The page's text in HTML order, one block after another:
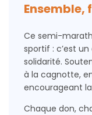
Ce semi-
sportif : c’est
solidarité.
à la cagnotte,
encourageant
Chaque don,